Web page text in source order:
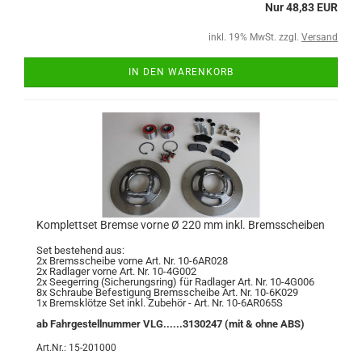
Nur 48,83 EUR
inkl. 19% MwSt. zzgl. Versand
IN DEN WARENKORB
Komplettset Bremse vorne Ø 220 mm inkl. Bremsscheiben
Set bestehend aus:
2x Bremsscheibe vorne Art. Nr. 10-6AR028
2x Radlager vorne Art. Nr. 10-4G002
2x Seegerring (Sicherungsring) für Radlager Art. Nr. 10-4G006
8x Schraube Befestigung Bremsscheibe Art. Nr. 10-6K029
1x Bremsklötze Set inkl. Zubehör - Art. Nr. 10-6AR065S
ab Fahrgestellnummer VLG......3130247 (mit & ohne ABS)
Art.Nr.: 15-201000